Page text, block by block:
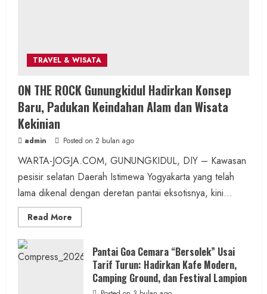
Berita Daerah SOSIAL
Di Tengah Kemarau Panjang dan Kendala
PDAM, Aksi Sosial Wartajogja dan Donatur
Penuhi Kebutuhan Air Warga
admin Posted on 14 jam ago
2 min read
Kesehatan
ASI Lancar, Ibu Tenang: RSUD Wonosari dan
Puskesmas Wonosari II Sediakan
TRAVEL & WISATA
ON THE ROCK Gunungkidul Hadirkan Konsep
Baru, Padukan Keindahan Alam dan Wisata
Kekinian
admin Posted on 2 bulan ago
WARTA-JOGJA.COM, GUNUNGKIDUL, DIY – Kawasan
pesisir selatan Daerah Istimewa Yogyakarta yang telah
lama dikenal dengan deretan pantai eksotisnya, kini...
Read More
more
THE
ROCK
Gunungkidul
Hadirkan
Konsep
Pantai Goa Cemara “Bersolek” Usai
Tarif Turun: Hadirkan Kafe Modern,
Camping Ground, dan Festival Lampion